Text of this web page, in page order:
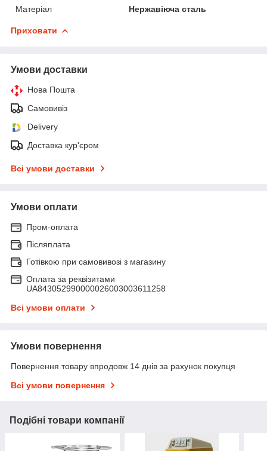
Матеріал Нержавіюча сталь
Приховати
Умови доставки
Нова Пошта
Самовивіз
Delivery
Доставка кур'єром
Всі умови доставки
Умови оплати
Пром-оплата
Післяплата
Готівкою при самовивозі з магазину
Оплата за реквізитами
UA843052990000026003003611258
Всі умови оплати
Умови повернення
Повернення товару впродовж 14 днів за рахунок покупця
Всі умови повернення
Подібні товари компанії